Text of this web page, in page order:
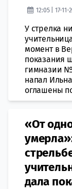
12:05 | 17-11-
У стрелка
момент в
показания
гимназии
напал
оглашены
«От
дала